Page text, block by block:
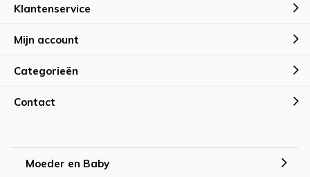
Klantenservice
Mijn account
Categorieën
Contact
Moeder en Baby